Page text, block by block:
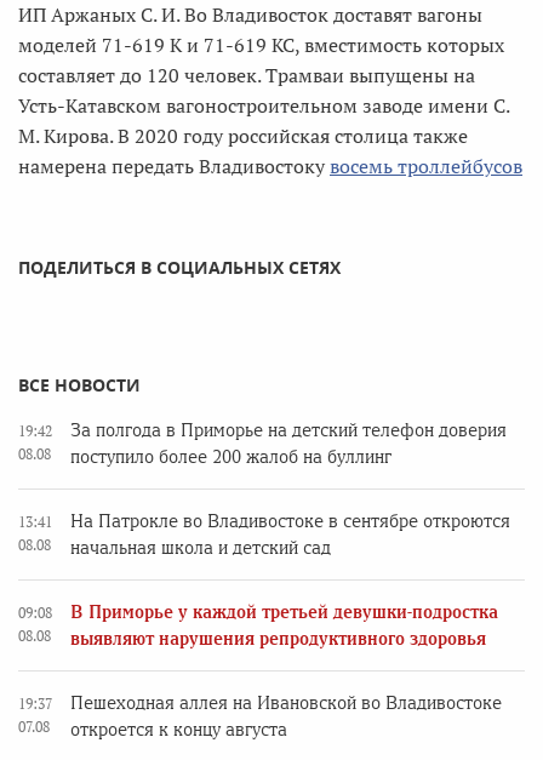
ИП Аржаных С. И. Во Владивосток доставят вагоны
моделей 71-619 К и 71-619 КС, вместимость которых
составляет до 120 человек. Трамваи выпущены на
Усть-Катавском вагоностроительном заводе имени С.
М. Кирова. В 2020 году российская столица также
намерена передать Владивостокувосемь троллейбусов
ПОДЕЛИТЬСЯ В СОЦИАЛЬНЫХ СЕТЯХ
ВСЕ НОВОСТИ
19:42
08.08
За полгода в Приморье на детский телефон доверия
поступило более 200 жалоб на буллинг
13:41
08.08
На Патрокле во Владивостоке в сентябре откроются
начальная школа и детский сад
09:08
08.08
В Приморье у каждой третьей девушки-подростка
выявляют нарушения репродуктивного здоровья
19:37
07.08
Пешеходная аллея на Ивановской во Владивостоке
откроется к концу августа